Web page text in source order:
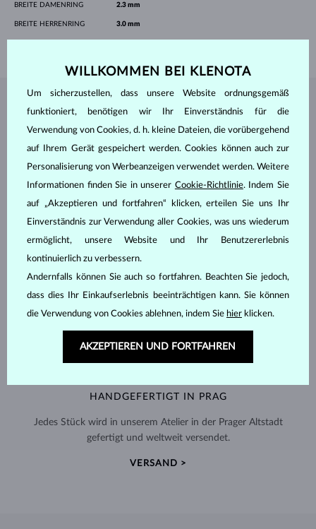
BREITE DAMENRING 2.3 mm
BREITE HERRENRING 3.0 mm
SCHMUCK AUS DEMKLENOTA ATELIER
HANDGEFERTIGT IN PRAG
Jedes Stück wird in unserem Atelier in der Prager Altstadt
gefertigt und weltweit versendet.
VERSAND >
WILLKOMMEN BEI KLENOTA
Um sicherzustellen, dass unsere Website ordnungsgemäß
funktioniert, benötigen wir Ihr Einverständnis für die
Verwendung von Cookies, d. h. kleine Dateien, die vorübergehend
auf Ihrem Gerät gespeichert werden. Cookies können auch zur
Personalisierung von Werbeanzeigen verwendet werden. Weitere
Informationen finden Sie in unserer Cookie-Richtlinie. Indem Sie
auf „Akzeptieren und fortfahren“ klicken, erteilen Sie uns Ihr
Einverständnis zur Verwendung aller Cookies, was uns wiederum
ermöglicht, unsere Website und Ihr Benutzererlebnis
kontinuierlich zu verbessern.
Andernfalls können Sie auch so fortfahren. Beachten Sie jedoch,
dass dies Ihr Einkaufserlebnis beeinträchtigen kann. Sie können
die Verwendung von Cookies ablehnen, indem Sie hier klicken.
AKZEPTIEREN UND FORTFAHREN